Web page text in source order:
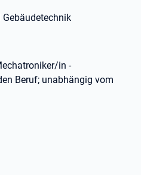
Gebäudetechnik
in -
Beruf; unabhängig vom